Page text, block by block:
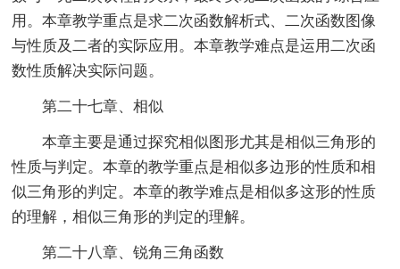
用。本章教学重点是求二次函数解析式、二次函数图像
与性质及二者的实际应用。本章教学难点是运用二次函
数性质解决实际问题。
第二十七章、相似
本章主要是通过探究相似图形尤其是相似三角形的
性质与判定。本章的教学重点是相似多边形的性质和相
似三角形的判定。本章的教学难点是相似多这形的性质
的理解，相似三角形的判定的理解。
第二十八章、锐角三角函数